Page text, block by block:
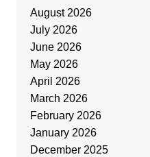
August 2026
July 2026
June 2026
May 2026
April 2026
March 2026
February 2026
January 2026
December 2025